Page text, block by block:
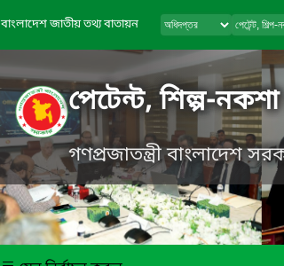
বাংলাদেশ জাতীয় তথ্য বাতায়ন
পেটেন্ট, শিল্প-
গণপ্রজাতন্ত্রী বাংলাদেশ